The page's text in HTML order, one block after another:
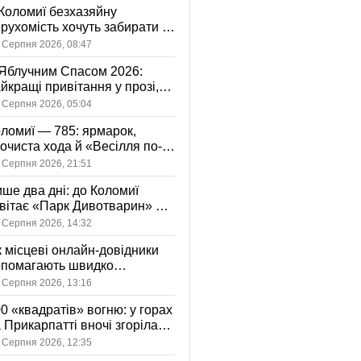
безхазяйну
хочуть забирати у
громади: що це
Серпня 2026, 08:47
Спасом 2026:
привітання у прозі,
та картинках
Серпня 2026, 05:04
— 785: ярмарок,
хода й «Весілля по-
— чим
День міста
Серпня 2026, 21:51
два дні: до Коломиї
«Парк Дивотварин» — і
безкоштовний
Серпня 2026, 14:32
місцеві онлайн-довідники
швидко
послуги у своєму
Серпня 2026, 13:16
«квадратів» вогню: у горах
Прикарпатті вночі згоріла
є постраждала
Серпня 2026, 12:35